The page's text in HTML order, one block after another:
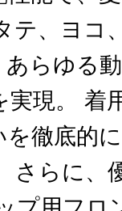
テ、ヨコ
あらゆる
現。 着
徹底的
さらに、